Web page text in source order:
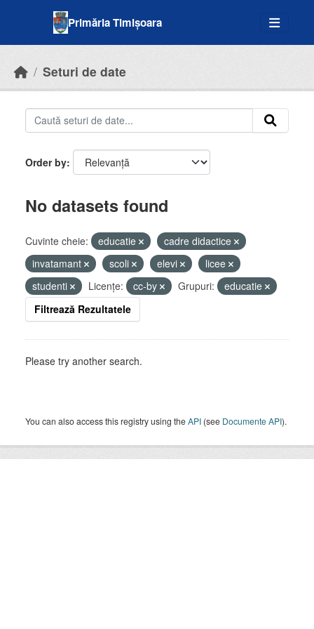
Primăria Timișoara
Seturi de date
Order by
No datasets found
Cuvinte cheie: educatie
cadre didactice
invatamant
scoli elevi
licee
studenti
Licenţe: cc-by Grupuri:
educatie
Filtrează Rezultatele
Please try another search.
You can also access this registry using theAPI (see Documente API).